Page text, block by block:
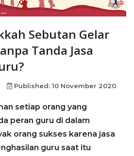
Sebutan Gelar
Tanda Jasa
Published: 10 November 2020
setiap orang yang
peran guru di dalam
orang sukses karena jasa
guru saat itu